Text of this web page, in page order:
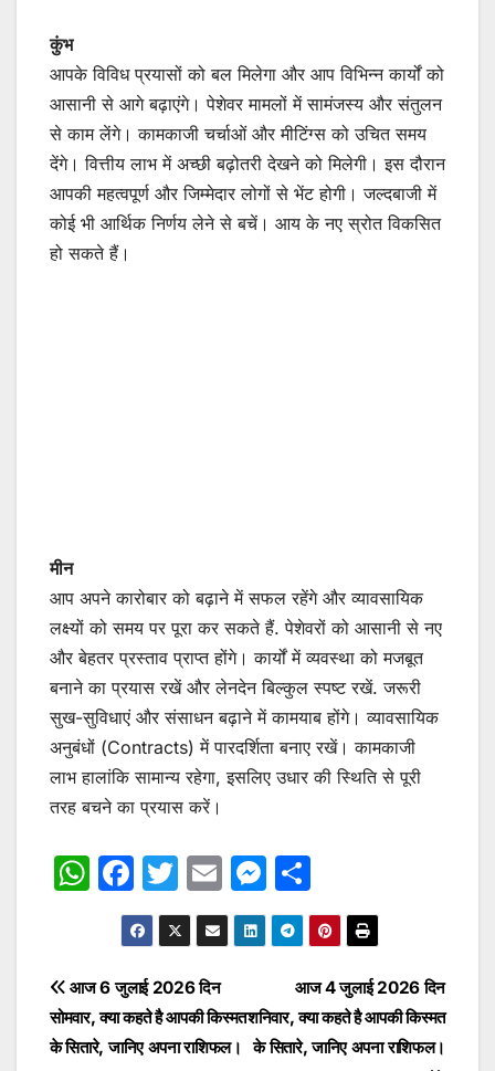
कुंभ
आपके विविध प्रयासों को बल मिलेगा और आप विभिन्न कार्यों को
आसानी से आगे बढ़ाएंगे। पेशेवर मामलों में सामंजस्य और संतुलन
से काम लेंगे। कामकाजी चर्चाओं और मीटिंग्स को उचित समय
देंगे। वित्तीय लाभ में अच्छी बढ़ोतरी देखने को मिलेगी। इस दौरान
आपकी महत्वपूर्ण और जिम्मेदार लोगों से भेंट होगी। जल्दबाजी में
कोई भी आर्थिक निर्णय लेने से बचें। आय के नए स्रोत विकसित
हो सकते हैं।
मीन
आप अपने कारोबार को बढ़ाने में सफल रहेंगे और व्यावसायिक
लक्ष्यों को समय पर पूरा कर सकते हैं. पेशेवरों को आसानी से नए
और बेहतर प्रस्ताव प्राप्त होंगे। कार्यों में व्यवस्था को मजबूत
बनाने का प्रयास रखें और लेनदेन बिल्कुल स्पष्ट रखें. जरूरी
सुख-सुविधाएं और संसाधन बढ़ाने में कामयाब होंगे। व्यावसायिक
अनुबंधों (Contracts) में पारदर्शिता बनाए रखें। कामकाजी
लाभ हालांकि सामान्य रहेगा, इसलिए उधार की स्थिति से पूरी
तरह बचने का प्रयास करें।
W
s
A
p
F
a
c
e
b
o
T
w
itt
er
E
m
ai
M
e
s
e
n
h
ar
e
Post
navigation
आज 4 जुलाई 2026 दिन
शनिवार, क्या कहते है आपकी किस्मत
के सितारे, जानिए अपना राशिफल।
आज 6 जुलाई 2026 दिन
सोमवार, क्या कहते है आपकी किस्मत
के सितारे, जानिए अपना राशिफल।